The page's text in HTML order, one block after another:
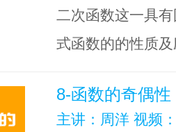
二次函数这一具
式函数的的性质
8-函数的奇偶性
主讲：周洋 视频